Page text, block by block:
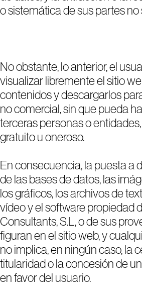
o sistemática de sus partes no
No obstante, lo anterior, el
visualizar libremente el sitio
contenidos y descargarlos
no comercial, sin que pueda
terceras personas o
gratuito u oneroso.
En consecuencia, la puesta a
de las bases de datos, las
los gráficos, los archivos de
vídeo y el software propiedad
Consultants, S.L, o de sus
figuran en el sitio web, y
no implica, en ningún caso, la
titularidad o la concesión de
en favor del usuario.